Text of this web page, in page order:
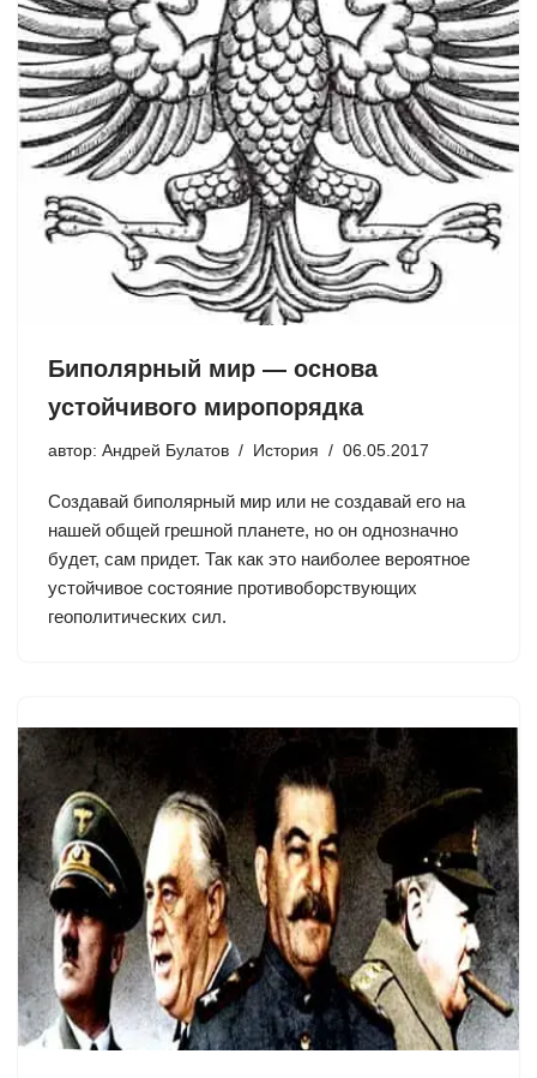
Биполярный мир — основа
устойчивого миропорядка
автор: Андрей Булатов История 06.05.2017
Создавай биполярный мир или не создавай его на
нашей общей грешной планете, но он однозначно
будет, сам придет. Так как это наиболее вероятное
устойчивое состояние противоборствующих
геополитических сил.